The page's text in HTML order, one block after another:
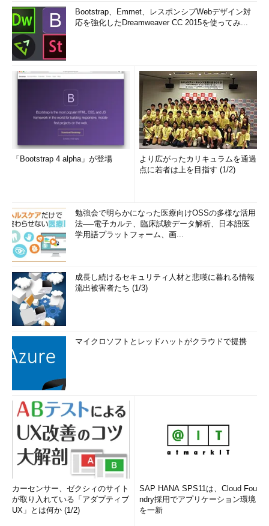
Bootstrap、Emmet、レスポンシブWebデザイン対
応を強化したDreamweaver CC 2015を使ってみ...
「Bootstrap 4 alpha」が登場
より広がったカリキュラムを通過
点に若者は上を目指す (1/2)
勉強会で明らかになった医療向けOSSの多様な活用
法──電子カルテ、臨床試験データ解析、日本語医
学用語プラットフォーム、画...
成長し続けるセキュリティ人材と悲嘆に暮れる情報
流出被害者たち (1/3)
マイクロソフトとレッドハットがクラウドで提携
カーセンサー、ゼクシィのサイト
が取り入れている「アダプティブ
UX」とは何か (1/2)
SAP HANA SPS11は、Cloud Fou
ndry採用でアプリケーション環境
を一新